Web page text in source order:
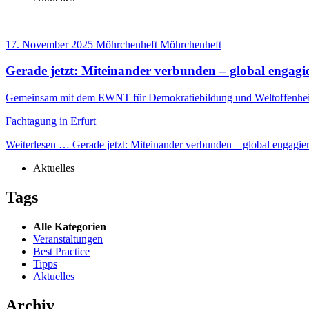
17. November 2025 Möhrchenheft Möhrchenheft
Gerade jetzt: Miteinander verbunden – global
Gemeinsam mit dem EWNT für Demokratiebildung und
Fachtagung in Erfurt
Weiterlesen … Gerade jetzt: Miteinander verbunden – global
Aktuelles
Tags
Alle Kategorien
Veranstaltungen
Best Practice
Tipps
Aktuelles